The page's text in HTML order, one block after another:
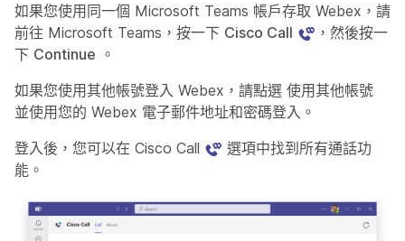
如果您使用同一個 Microsoft Teams 帳戶存取 Webex，請
前往 Microsoft Teams，按一下 Cisco Call
，然後按一
下 Continue 。
如果您使用其他帳號登入 Webex，請點選 使用其他帳號
並使用您的 Webex 電子郵件地址和密碼登入。
登入後，您可以在 Cisco Call
選項中找到所有通話功
能。